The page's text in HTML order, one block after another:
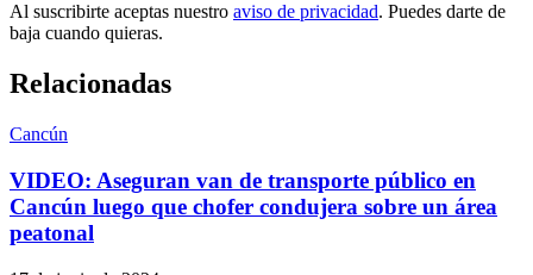
Al suscribirte aceptas nuestro aviso de privacidad. Puedes darte de
baja cuando quieras.
Relacionadas
Cancún
VIDEO: Aseguran van de transporte público en
Cancún luego que chofer condujera sobre un área
peatonal